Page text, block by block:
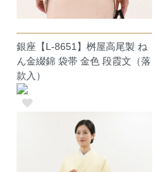
銀座【L-8651】桝屋高尾製 ね
ん金綴錦 袋帯 金色 段霞文（落
款入）